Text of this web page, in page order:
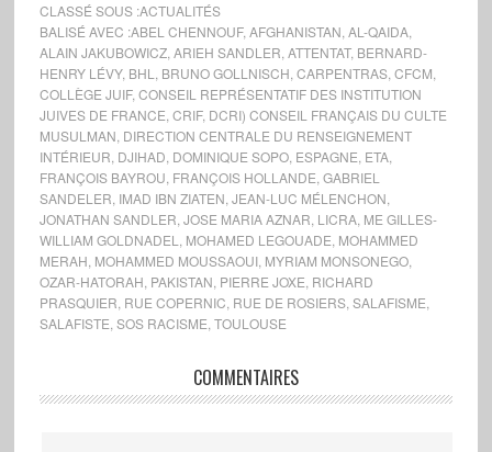
CLASSÉ SOUS :ACTUALITÉS
BALISÉ AVEC :ABEL CHENNOUF, AFGHANISTAN AL-QAIDA,
ALAIN JAKUBOWICZ, ARIEH SANDLER ATTENTAT, BERNARD-
HENRY LÉVY, BHL BRUNO GOLLNISCH CARPENTRAS, CFCM
COLLÈGE JUIF, CONSEIL REPRÉSENTATIF DES INSTITUTION
JUIVES DE FRANCE CRIF, DCRI) CONSEIL FRANÇAIS DU CULTE
MUSULMAN DIRECTION CENTRALE DU RENSEIGNEMENT
INTÉRIEUR DJIHAD DOMINIQUE SOPO, ESPAGNE ETA,
FRANÇOIS BAYROU FRANÇOIS HOLLANDE GABRIEL
SANDELER IMAD IBN ZIATEN JEAN-LUC MÉLENCHON
JONATHAN SANDLER JOSE MARIA AZNAR LICRA, ME GILLES-
WILLIAM GOLDNADEL
MOHAMED LEGOUADE MOHAMMED
MERAH MOHAMMED MOUSSAOUI, MYRIAM MONSONEGO,
OZAR-HATORAH PAKISTAN PIERRE JOXE RICHARD
PRASQUIER RUE COPERNIC RUE DE ROSIERS, SALAFISME
SALAFISTE SOS RACISME TOULOUSE
COMMENTAIRES